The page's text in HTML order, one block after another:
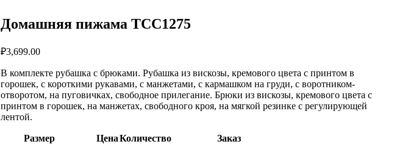
Домашняя пижама TCC1275
₽3,699.00
В комплекте рубашка с брюками. Рубашка из вискозы, кремового цвета с принтом в
горошек, с короткими рукавами, с манжетами, с кармашком на груди, с воротником-
отворотом, на пуговичках, свободное прилегание. Брюки из вискозы, кремового цвета с
принтом в горошек, на манжетах, свободного кроя, на мягкой резинке с регулирующей
лентой.
Размер ЦенаКоличество Заказ